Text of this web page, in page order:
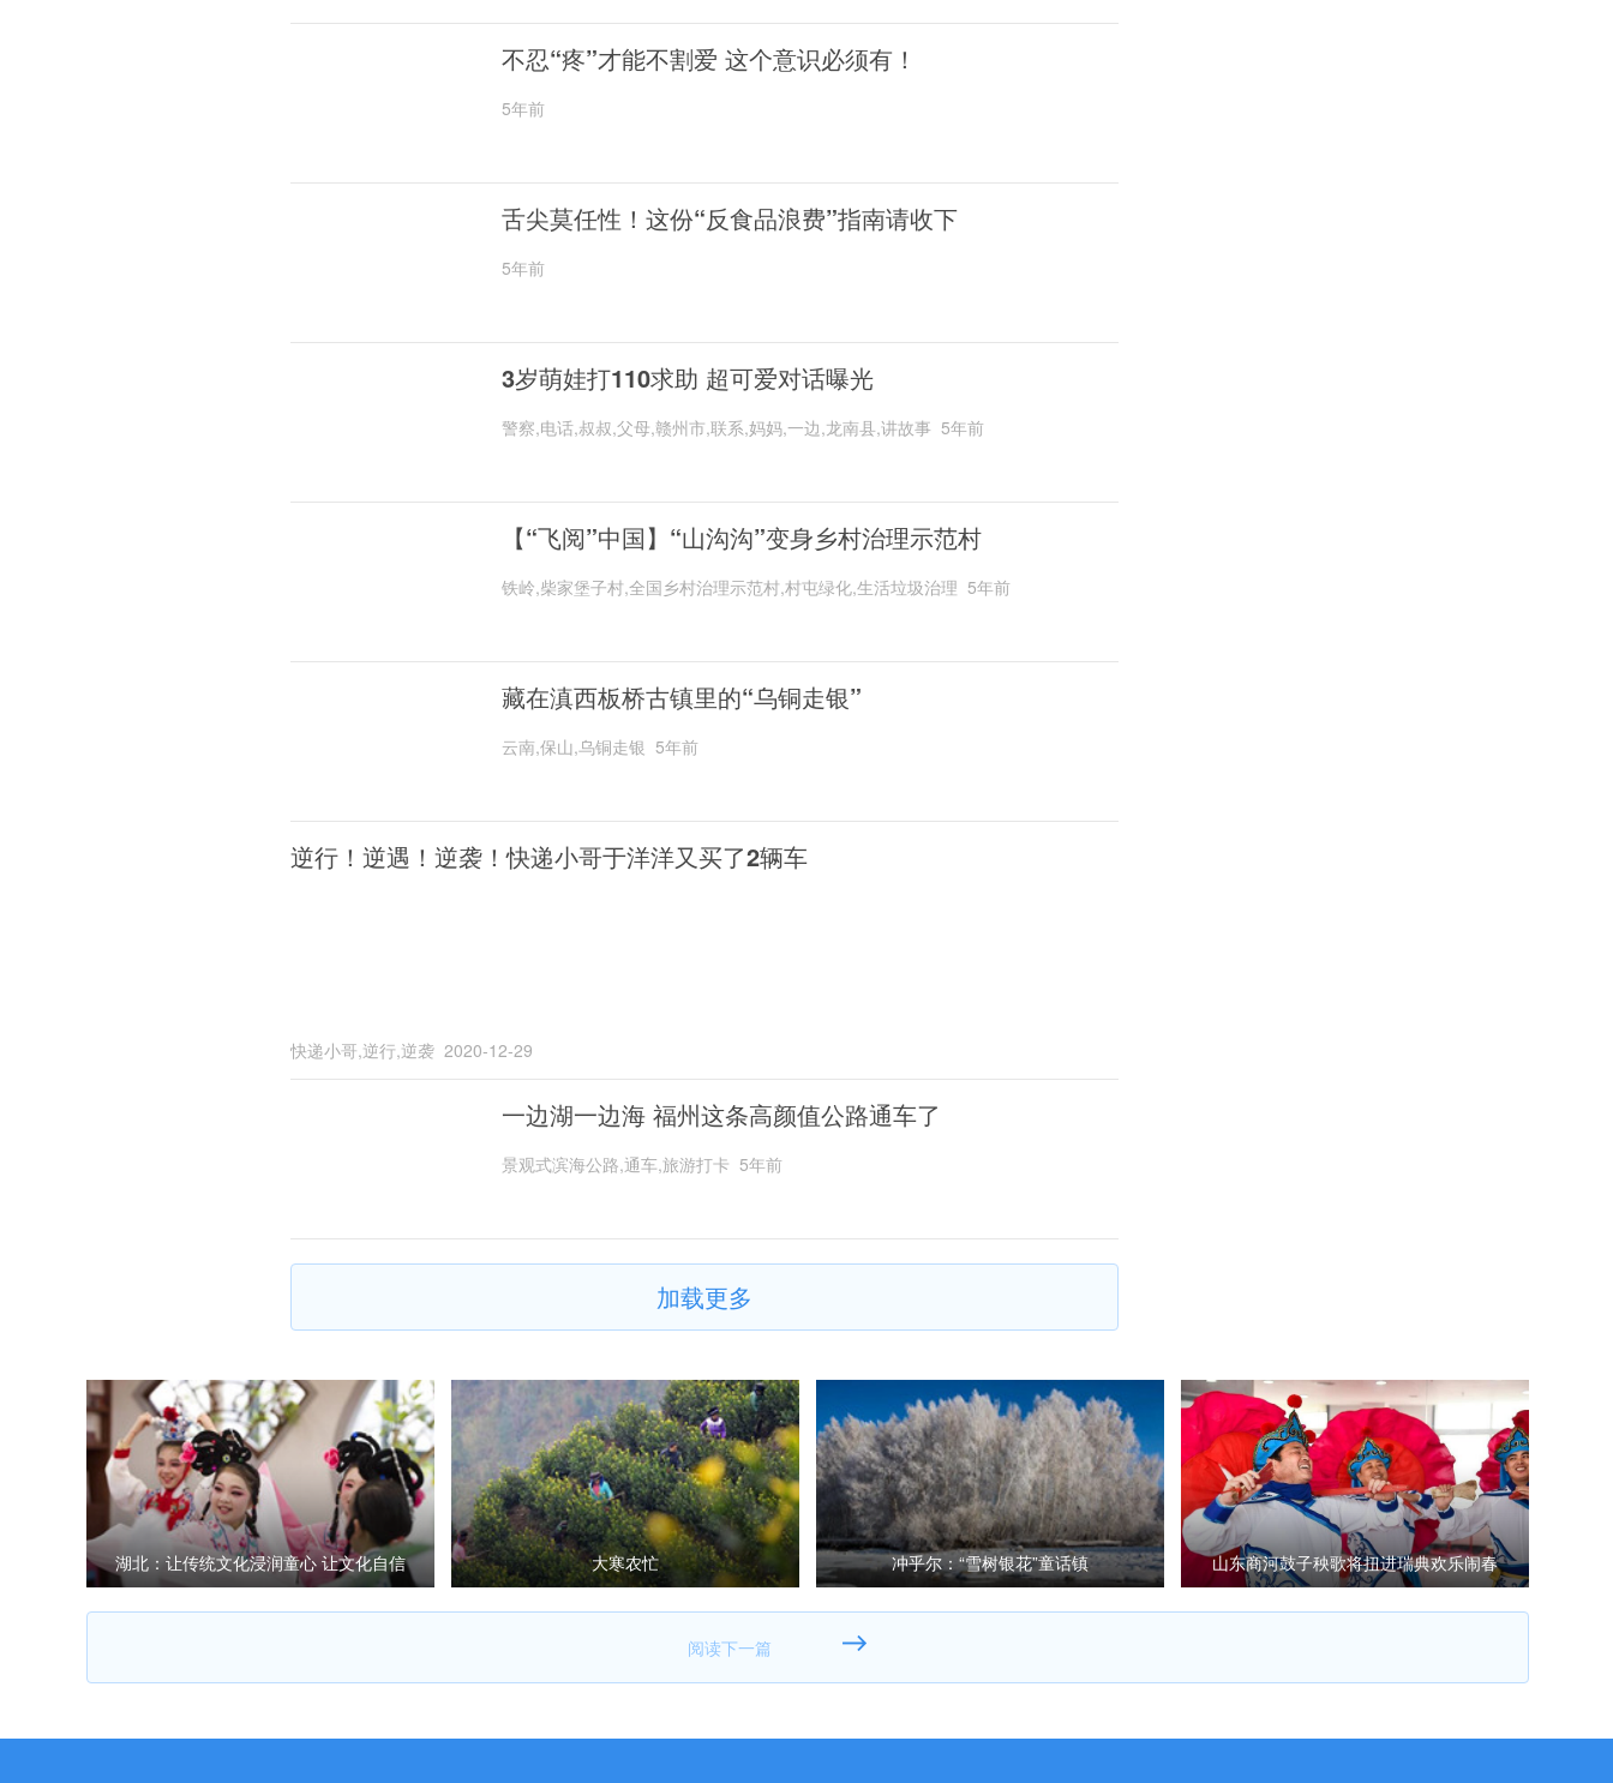
不忍“疼”才能不割爱 这个意识必须有！
5年前
舌尖莫任性！这份“反食品浪费”指南请收下
5年前
3岁萌娃打110求助 超可爱对话曝光
警察,电话,叔叔,父母,赣州市,联系,妈妈,一边,龙南县,讲故事 5年前
【“飞阅”中国】“山沟沟”变身乡村治理示范村
铁岭,柴家堡子村,全国乡村治理示范村,村屯绿化,生活垃圾治理 5年前
藏在滇西板桥古镇里的“乌铜走银”
云南,保山,乌铜走银 5年前
逆行！逆遇！逆袭！快递小哥于洋洋又买了2辆车
快递小哥,逆行,逆袭 2020-12-29
一边湖一边海 福州这条高颜值公路通车了
景观式滨海公路,通车,旅游打卡 5年前
加载更多
湖北：让传统文化浸润童心 让文化自信
大寒农忙 冲乎尔：“雪树银花”童话镇
山东商河鼓子秧歌将扭进瑞典欢乐闹春